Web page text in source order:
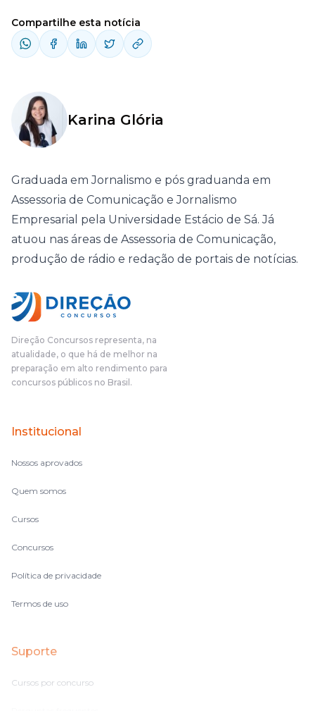
Compartilhe esta notícia
Karina Glória
Graduada em Jornalismo e pós graduanda em
Assessoria de Comunicação e Jornalismo
Empresarial pela Universidade Estácio de Sá. Já
atuou nas áreas de Assessoria de Comunicação,
produção de rádio e redação de portais de notícias.
Direção Concursos representa, na
atualidade, o que há de melhor na
preparação em alto rendimento para
concursos públicos no Brasil.
Institucional
Nossos aprovados
Quem somos
Cursos
Concursos
Política de privacidade
Termos de uso
Suporte
Cursos por concurso